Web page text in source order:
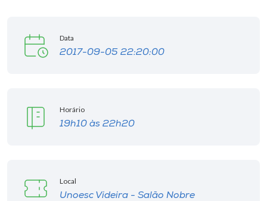
Data
2017-09-05 22:20:00
Horário
19h10 às 22h20
Local
Unoesc Videira - Salão Nobre